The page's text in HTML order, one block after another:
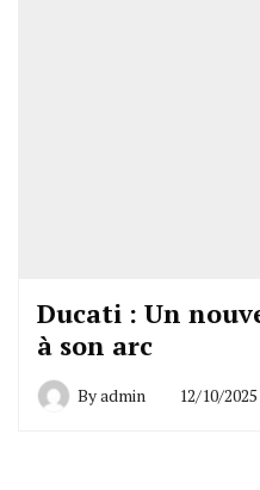
Ducati : Un
à son arc
Byadmin 12/10/2025